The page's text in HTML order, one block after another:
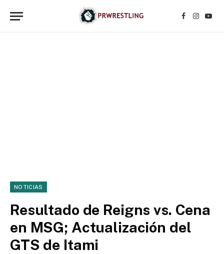
Facebook
NOTICIAS
Resultado de Reigns vs. Cena
en MSG; Actualización del
GTS de Itami